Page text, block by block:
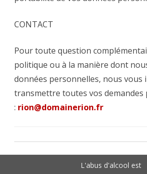
CONTACT
Pour toute question
politique ou à la manière dont
données personnelles, nous vous
transmettre toutes vos demandes
: rion@domainerion.fr
L'abus d'alcool est